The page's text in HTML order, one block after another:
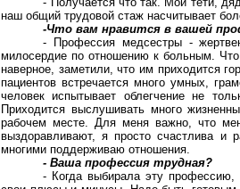
наш общий трудовой стаж насчитывает
-Что вам нравится в вашей
- Профессия медсестры -
милосердие по отношению к больным.
наверное, заметили, что им приходится
пациентов встречается много умных,
человек испытывает облегчение не
Приходится выслушивать много
рабочем месте. Для меня важно, что
выздоравливают, я просто счастлива и
многими поддерживаю отношения.
- Ваша профессия трудная?
- Когда выбирала эту